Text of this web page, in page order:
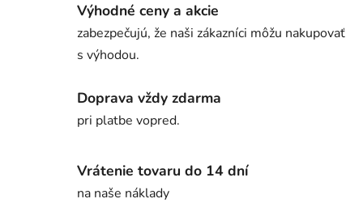
Výhodné ceny a akcie
zabezpečujú, že naši zákazníci môžu nakupovať
s výhodou.
Doprava vždy zdarma
pri platbe vopred.
Vrátenie tovaru do 14 dní
na naše náklady